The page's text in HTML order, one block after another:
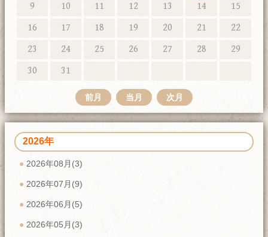
9
10 11 12 13 14
15
16
17 18 19 20 21
22
23
24 25 26 27 28
29
30
31
前月 当月 次月
2026年
2026年08月(3)
2026年07月(9)
2026年06月(5)
2026年05月(3)